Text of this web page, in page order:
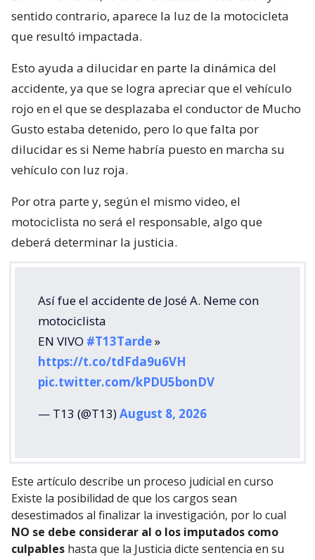
sentido contrario, aparece la luz de la motocicleta
que resultó impactada.
Esto ayuda a dilucidar en parte la dinámica del
accidente, ya que se logra apreciar que el vehículo
rojo en el que se desplazaba el conductor de Mucho
Gusto estaba detenido, pero lo que falta por
dilucidar es si Neme habría puesto en marcha su
vehículo con luz roja.
Por otra parte y, según el mismo video, el
motociclista no será el responsable, algo que
deberá determinar la justicia.
Así fue el accidente de José A. Neme con
motociclista
EN VIVO #T13Tarde»
https://t.co/tdFda9u6VH
pic.twitter.com/kPDU5bonDV
— T13 (@T13)August 8, 2026
Este artículo describe un proceso judicial en curso
Existe la posibilidad de que los cargos sean
desestimados al finalizar la investigación, por lo cual
NO se debe considerar al o los imputados como
culpables hasta que la Justicia dicte sentencia en su